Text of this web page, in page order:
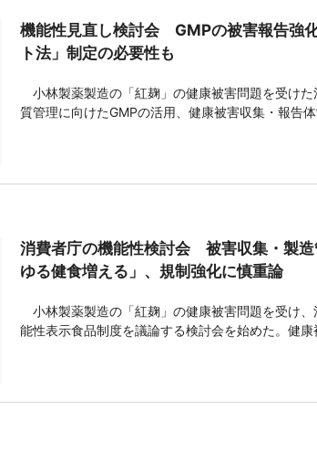
機能性見直し検討会 GMPの被害報告強
ト法」制定の必要性も
小林製薬製造の「紅麹」の健康被害問題を受けた
質管理に向けたGMPの活用、健康被害収集・報告
で、個別の管理を行う要望がでた。ただ、5月末ま
消費者庁の機能性検討会 被害収集・製造
ゆる健食増える」、規制強化に慎重論
小林製薬製造の「紅麹」の健康被害問題を受け
能性表示食品制度を議論する検討会を始めた。健
りまとめる。規制強化に「厳しくすると『いわゆる